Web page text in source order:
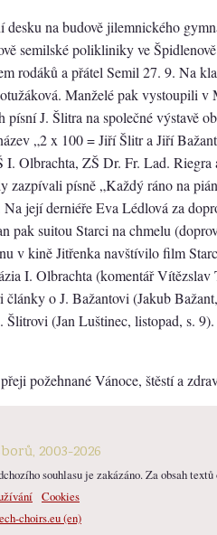
desku na budově jilemnického
semilské polikliniky ve
rodáků a přátel Semil 27. 9. Na
Manželé pak vystoupili v
písní J. Šlitra na společné výstavě
„2 x 100 = Jiří Šlitr a Jiří
I. Olbrachta, ZŠ Dr. Fr. Lad. Riegra
zazpívali písně „Každý ráno na
její derniéře Eva Lédlová za
pak suitou Starci na chmelu
v kině Jitřenka navštívilo film
I. Olbrachta (komentář Vítězslav
o J. Bažantovi (Jakub
Šlitrovi (Jan Luštinec, listopad, s.
požehnané Vánoce, štěstí a
2003-2026
souhlasu je zakázáno. Za obsah
Cookies
choirs.eu (en)